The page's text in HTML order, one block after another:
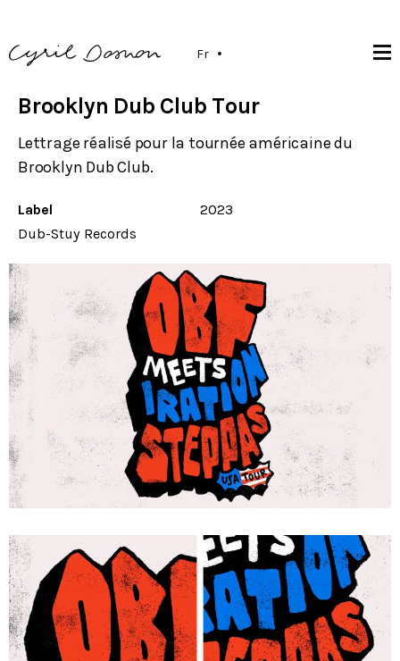
Fr
Brooklyn Dub Club Tour
Lettrage réalisé pour la tournée américaine du
Brooklyn Dub Club.
Label
Dub-Stuy Records
2023